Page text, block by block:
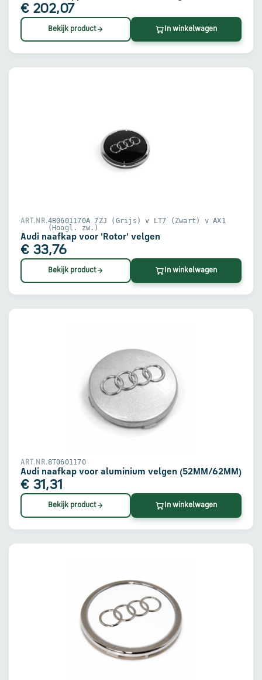
€ 202,07
Bekijk product In winkelwagen
ART.NR.4B0601170A 7ZJ (Grijs) v LT7 (Zwart) v AX1
(Hoogl. zw.)
Audi naafkap voor 'Rotor' velgen
€ 33,76
Bekijk product In winkelwagen
ART.NR.8T0601170
Audi naafkap voor aluminium velgen (52MM/62MM)
€ 31,31
Bekijk product In winkelwagen